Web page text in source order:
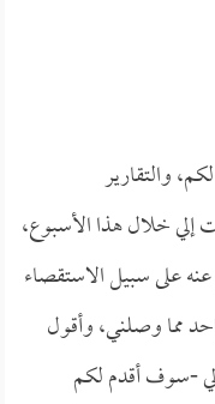
والتقارير
إلي خلال هذا الأسبوع،
على سبيل الاستقصاء
مما وصلني، وأقول
-سوف أقدم لكم